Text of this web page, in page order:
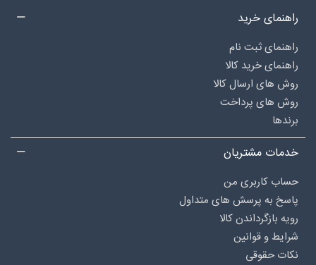
راهنمای خرید
راهنمای ثبت نام
راهنمای خرید کالا
روش های ارسال کالا
روش های پرداخت
برندها
خدمات مشتریان
حساب کاربری من
پاسخ به پرسش های متداول
رویه بازگرداندن کالا
شرایط و قوانین
نکات حقوقی